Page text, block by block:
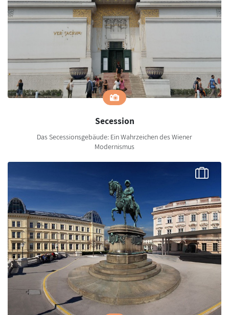
Secession
Das Secessionsgebäude: Ein Wahrzeichen des Wiener
Modernismus